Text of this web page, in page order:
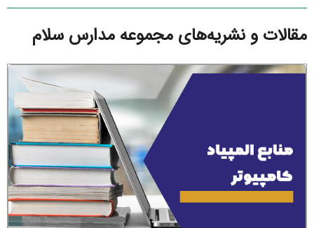
مقالات و نشریه‌های مجموعه مدارس سلام